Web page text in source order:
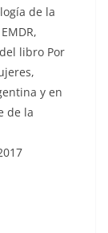
de la
libro Por
y en
de la